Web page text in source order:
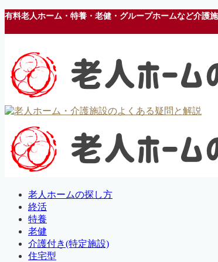
有料老人ホーム・特養・老健・グループホームなど介護
老人ホームの探し方
終活
特養
老健
介護付き(特定施設)
住宅型